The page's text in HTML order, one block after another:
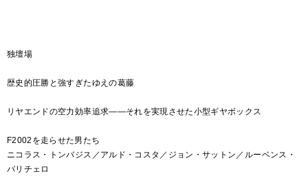
独壇場
歴史的圧勝と強すぎたゆえの葛藤
リヤエンドの空力効率追求――それを実現させた小型ギヤボックス
F2002を走らせた男たち
ニコラス・トンバジス／アルド・コスタ／ジョン・サットン／ルーベンス・
バリチェロ